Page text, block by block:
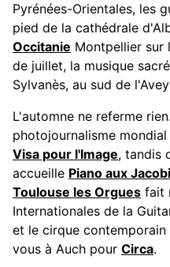
Pyrénées-Orientales, les
pied de la cathédrale
Occitanie Montpellier sur
de juillet, la musique
Sylvanès, au sud de
L'automne ne referme
photojournalisme
Visa pour l'Image, tandis
accueille Piano aux
Toulouse les Orgues fait
Internationales de la
et le cirque
vous à Auch pour Circa.